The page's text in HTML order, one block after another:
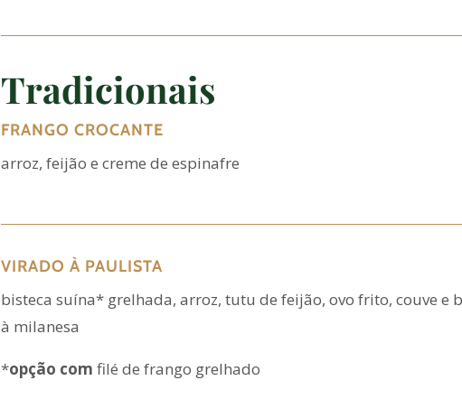
Tradicionais
FRANGO CROCANTE
arroz, feijão e creme de espinafre
VIRADO À PAULISTA
bisteca suína* grelhada, arroz, tutu de feijão, ovo frito, couve e
à milanesa
*opção com filé de frango grelhado